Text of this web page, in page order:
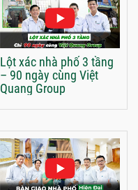
Lột xác nhà phố 3 tầng
– 90 ngày cùng Việt
Quang Group